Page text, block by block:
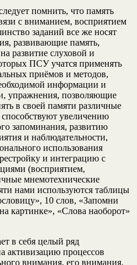
помнить, что память
с вниманием, восприятием
заданий все же носят
развивающие память,
развитие слуховой и
ПСУ учатся применять
приёмов и методов,
информации и
упражнения, позволяющие
в своей памяти различные
способствуют увеличению
запоминания, развитию
и наблюдательности,
использования
и интеграцию с
(восприятием,
мнемотехнические
нами используются таблицы
10 слов, «Запомни
картинке», «Слова наоборот»
в себя целый ряд
активизацию процессов
внимания, его внимания,